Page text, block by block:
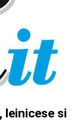
leinicese si